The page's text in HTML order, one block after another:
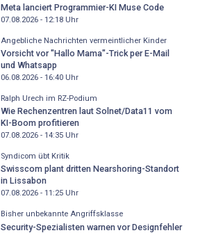
Meta lanciert Programmier-KI Muse Code
07.08.2026 - 12:18Uhr
Angebliche Nachrichten vermeintlicher Kinder
Vorsicht vor "Hallo Mama"-Trick per E-Mail
und Whatsapp
06.08.2026 - 16:40Uhr
Ralph Urech im RZ-Podium
Wie Rechenzentren laut Solnet/Data11 vom
KI-Boom profitieren
07.08.2026 - 14:35Uhr
Syndicom übt Kritik
Swisscom plant dritten Nearshoring-Standort
in Lissabon
07.08.2026 - 11:25Uhr
Bisher unbekannte Angriffsklasse
Security-Spezialisten warnen vor Designfehler